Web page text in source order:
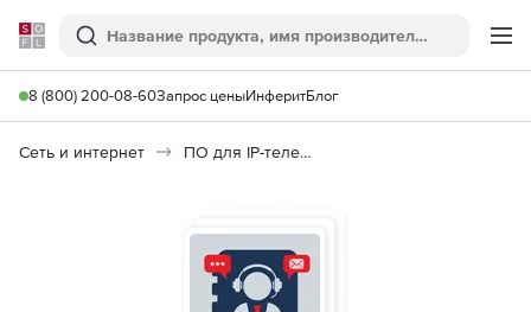
Softline
Поиск
8 (800) 200-08-60Запрос ценыИнферитБлог
Сеть и интернет ПО для IP-телефонии